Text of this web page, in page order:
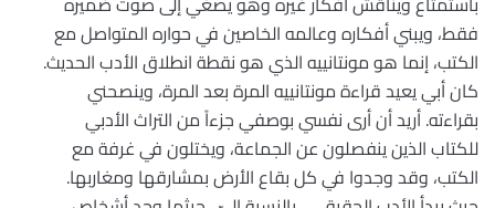
فقط، ويبني أفكاره وعالمه الخاصين في حواره المتواصل مع
الكتب، إنما هو مونتانييه الذي هو نقطة انطلاق الأدب الحديث.
كان أبي يعيد قراءة مونتانييه المرة بعد المرة، وينصحني
بقراءته. أريد أن أرى نفسي بوصفي جزءاً من التراث الأدبي
للكتاب الذين ينفصلون عن الجماعة، ويختلون في غرفة مع
الكتب، وقد وجدوا في كل بقاع الأرض بمشارقها ومغاربها.